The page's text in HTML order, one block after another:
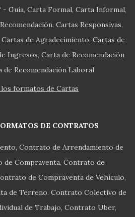
- Guía Carta Formal Carta Informal
Cartas Responsivas
Cartas de Agradecimiento Cartas de
Ingresos Carta de Recomendación
de Recomendación Laboral
formatos de Cartas
DE CONTRATOS
Contrato de Arrendamiento de
de Compraventa Contrato de
de Compraventa de Vehículo
de Terreno Contrato Colectivo de
de Trabajo Contrato Uber